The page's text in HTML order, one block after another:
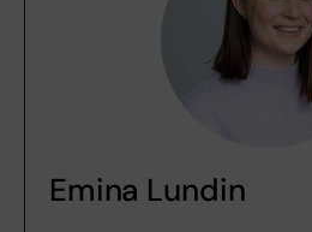
Emina Lundin